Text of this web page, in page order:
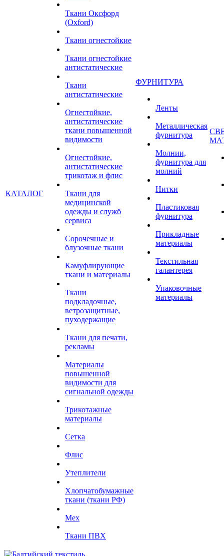
КАТАЛОГ
Ткани Оксфорд
(Oxford)
Ткани огнестойкие
Ткани огнестойкие
антистатические
Ткани
антистатические
Огнестойкие,
антистатические
ткани повышенной
видимости
Огнестойкие,
антистатические
трикотаж и флис
Ткани для
медицинской
одежды и служб
сервиса
Сорочечные и
блузочные ткани
Камуфлирующие
ткани и материалы
Ткани
подкладочные,
ветрозащитные,
пуходержащие
Ткани для печати,
рекламы
Материалы
повышенной
видимости для
сигнальной одежды
Трикотажные
материалы
Сетка
Флис
Утеплители
Хлопчатобумажные
ткани (ткани РФ)
Мех
Ткани ПВХ
ФУРНИТУРА
Ленты
Металлическая
фурнитура
Молнии,
фурнитура для
молний
Нитки
Пластиковая
фурнитура
Прикладные
материалы
Текстильная
галантерея
Упаковочные
материалы